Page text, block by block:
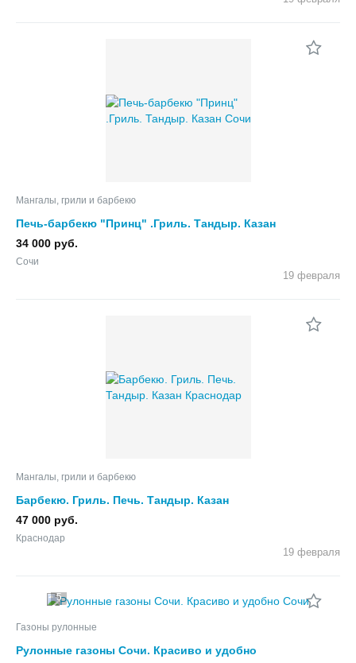
Мангалы, грили и барбекю
Печь-барбекю "Принц" .Гриль. Тандыр. Казан
34 000 руб.
Сочи
19 февраля
Мангалы, грили и барбекю
Барбекю. Гриль. Печь. Тандыр. Казан
47 000 руб.
Краснодар
19 февраля
5
Газоны рулонные
Рулонные газоны Сочи. Красиво и удобно